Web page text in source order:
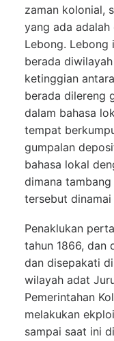
zaman kolonial,
yang ada
Lebong. Lebong
berada
ketinggian
berada dilereng
dalam bahasa
tempat
gumpalan
bahasa lokal
dimana
tersebut
Penaklukan
tahun 1866, dan
dan disepakati
wilayah adat
Pemerintahan
melakukan
sampai saat ini